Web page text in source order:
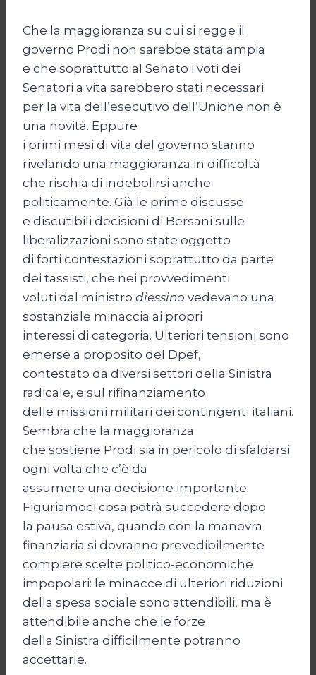
Che la maggioranza su cui si regge il
governo Prodi non sarebbe stata ampia
e che soprattutto al Senato i voti dei
Senatori a vita sarebbero stati necessari
per la vita dell’esecutivo dell’Unione non è
una novità. Eppure
i primi mesi di vita del governo stanno
rivelando una maggioranza in difficoltà
che rischia di indebolirsi anche
politicamente. Già le prime discusse
e discutibili decisioni di Bersani sulle
liberalizzazioni sono state oggetto
di forti contestazioni soprattutto da parte
dei tassisti, che nei provvedimenti
voluti dal ministro diessino vedevano una
sostanziale minaccia ai propri
interessi di categoria. Ulteriori tensioni sono
emerse a proposito del Dpef,
contestato da diversi settori della Sinistra
radicale, e sul rifinanziamento
delle missioni militari dei contingenti italiani.
Sembra che la maggioranza
che sostiene Prodi sia in pericolo di sfaldarsi
ogni volta che c’è da
assumere una decisione importante.
Figuriamoci cosa potrà succedere dopo
la pausa estiva, quando con la manovra
finanziaria si dovranno prevedibilmente
compiere scelte politico-economiche
impopolari: le minacce di ulteriori riduzioni
della spesa sociale sono attendibili, ma è
attendibile anche che le forze
della Sinistra difficilmente potranno
accettarle.